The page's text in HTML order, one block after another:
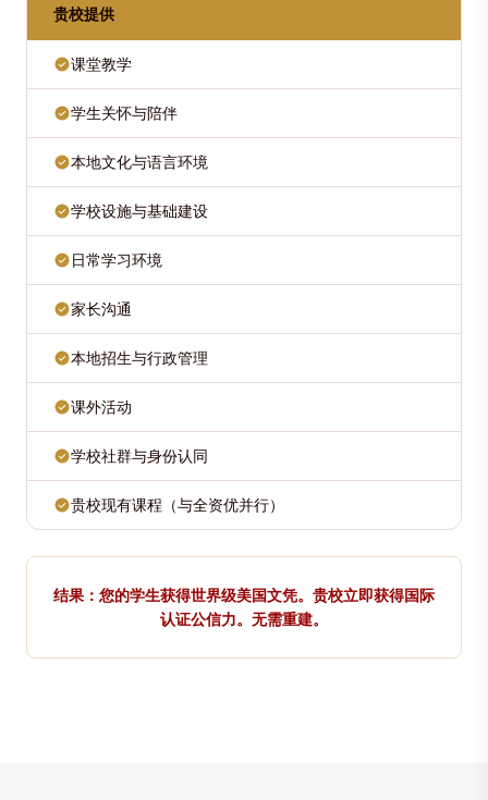
贵校提供
课堂教学
学生关怀与陪伴
本地文化与语言环境
学校设施与基础建设
日常学习环境
家长沟通
本地招生与行政管理
课外活动
学校社群与身份认同
贵校现有课程（与全资优并行）
结果：您的学生获得世界级美国文凭。贵校立即获得国际
认证公信力。无需重建。